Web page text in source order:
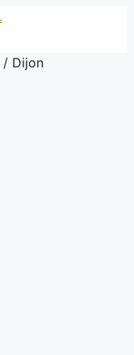
/ Dijon